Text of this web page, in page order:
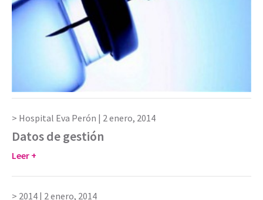
Hospital Eva Perón | 2 enero, 2014
Datos de gestión
Leer +
2014 | 2 enero, 2014